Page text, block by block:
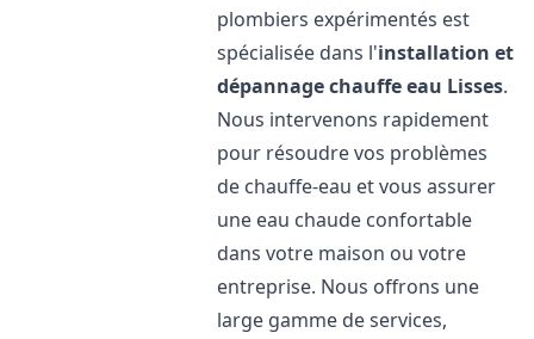
plombiers expérimentés est
spécialisée dans l'installation et
dépannage chauffe eau Lisses.
Nous intervenons rapidement
pour résoudre vos problèmes
de chauffe-eau et vous assurer
une eau chaude confortable
dans votre maison ou votre
entreprise. Nous offrons une
large gamme de services,